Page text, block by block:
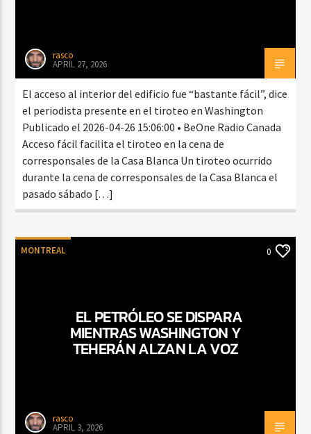
rasco
APRIL 27, 2026
El acceso al interior del edificio fue “bastante fácil”, dice
el periodista presente en el tiroteo en Washington
Publicado el 2026-04-26 15:06:00 • BeOne Radio Canada
Acceso fácil facilita el tiroteo en la cena de
corresponsales de la Casa Blanca Un tiroteo ocurrido
durante la cena de corresponsales de la Casa Blanca el
pasado sábado […]
MONTREAL 0
EL PETRÓLEO SE DISPARA
MIENTRAS WASHINGTON Y
TEHERÁN ALZAN LA VOZ
rasco
APRIL 3, 2026